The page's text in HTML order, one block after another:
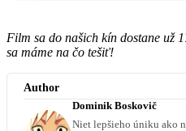
Film sa do našich kín dostane už
sa máme na čo tešiť!
Author
Dominik Boskovič
Niet lepšieho úniku ako